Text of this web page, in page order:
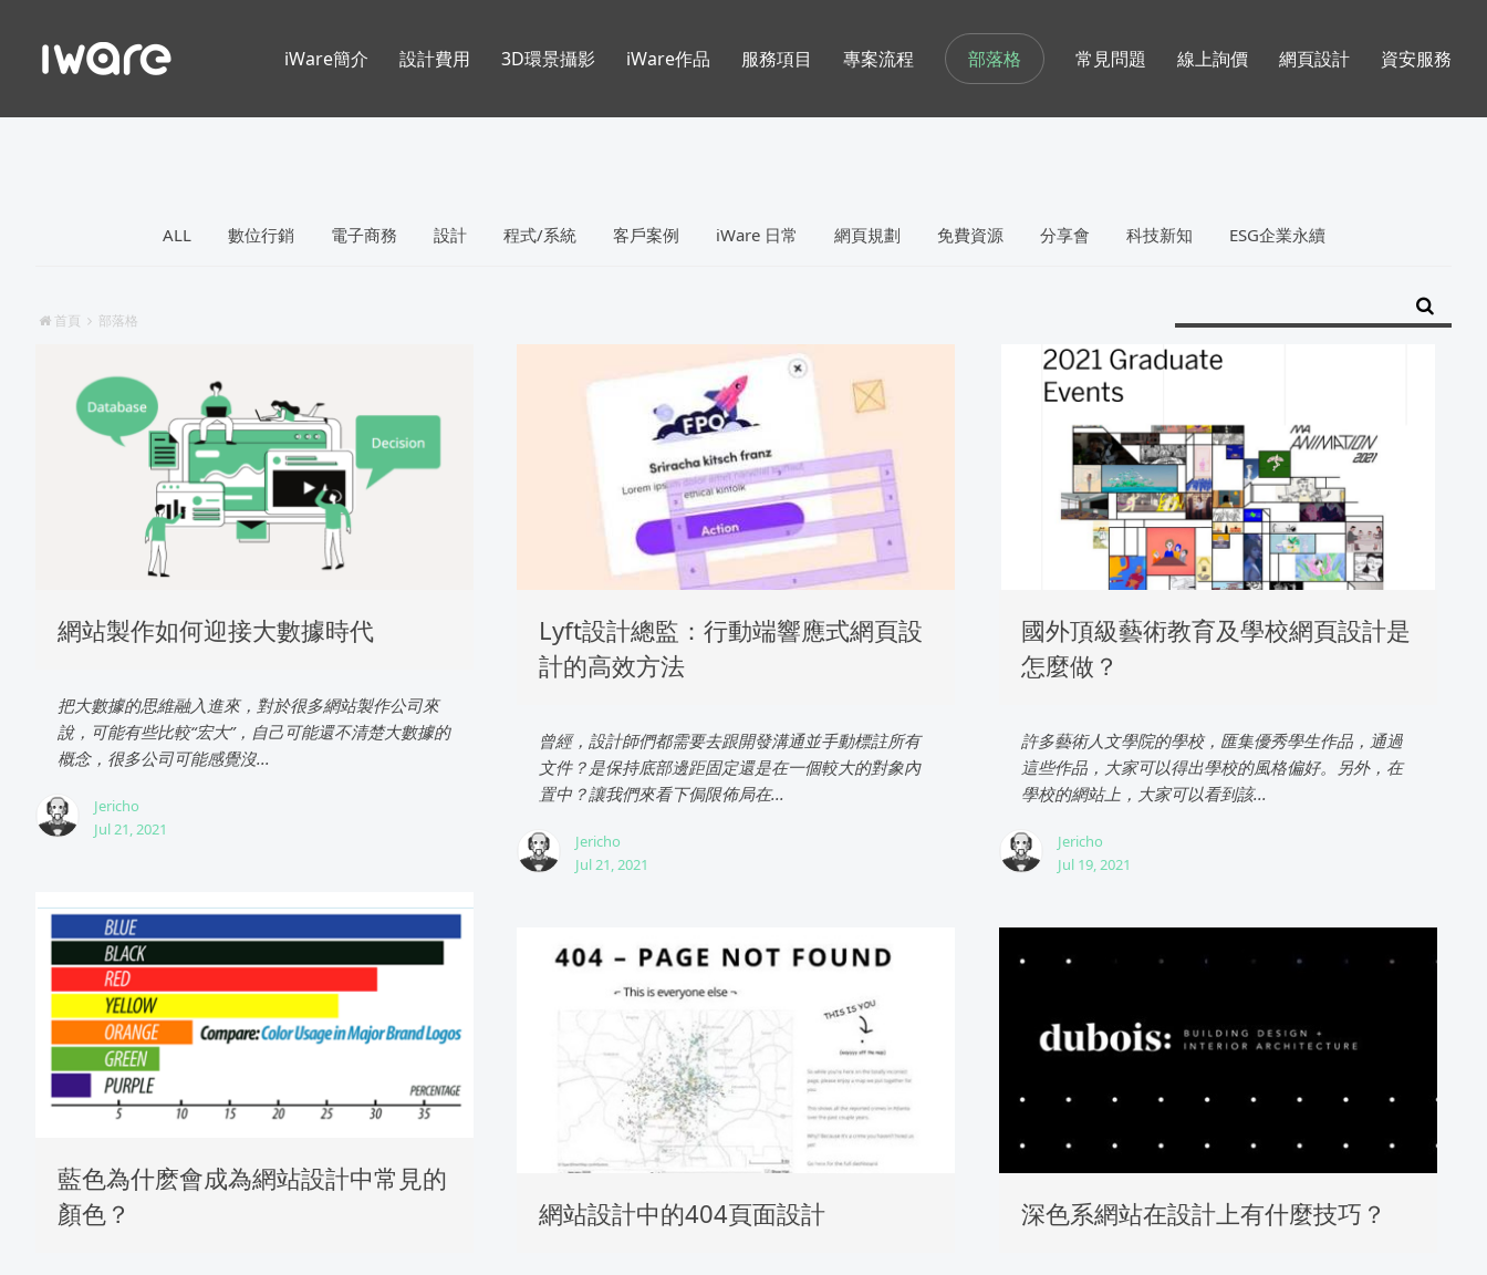
部落格
ALL 數位行銷 電子商務 設計 程式/系統 客戶案例 iWare 日常 網頁規劃 免費資源 分享會 科技新知 ESG企業永續
首頁 部落格
網站製作如何迎接大數據時代
把大數據的思維融入進來，對於很多網站製作公司來
說，可能有些比較“宏大”，自己可能還不清楚大數據的
概念，很多公司可能感覺沒...
Jericho
Jul 21, 2021
Lyft設計總監：行動端響應式網頁設
計的高效方法
曾經，設計師們都需要去跟開發溝通並手動標註所有
文件？是保持底部邊距固定還是在一個較大的對象內
置中？讓我們來看下侷限佈局在...
Jericho
Jul 21, 2021
國外頂級藝術教育及學校網頁設計是
怎麼做？
許多藝術人文學院的學校，匯集優秀學生作品，通過
這些作品，大家可以得出學校的風格偏好。另外，在
學校的網站上，大家可以看到該...
Jericho
Jul 19, 2021
藍色為什麽會成為網站設計中常見的
顏色？
網站設計中的404頁面設計 深色系網站在設計上有什麼技巧？